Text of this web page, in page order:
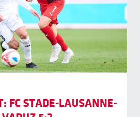
FC STADE-LAUSANNE-